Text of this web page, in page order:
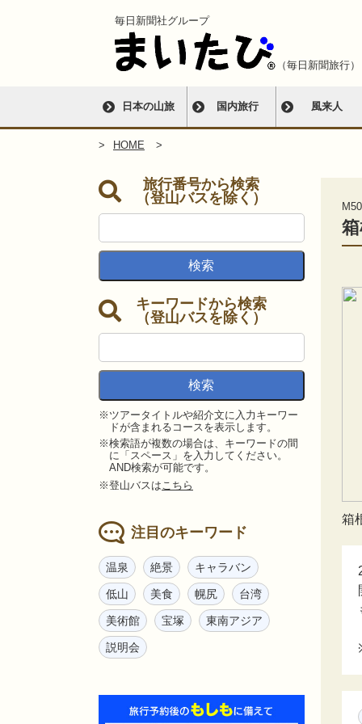
毎日新聞社グループ
（毎日新聞旅行）
日本の山旅 国内旅行 風来人
HOME
旅行番号から検索
（登山バスを除く）
キーワードから検索
（登山バスを除く）
※ツアータイトルや紹介文に入力キーワー
ドが含まれるコースを表示します。
※検索語が複数の場合は、キーワードの間
に「スペース」を入力してください。
AND検索が可能です。
※登山バスは こちら
注目のキーワード
温泉 絶景 キャラバン
低山 美食 幌尻 台湾
美術館 宝塚 東南アジア
説明会
箱